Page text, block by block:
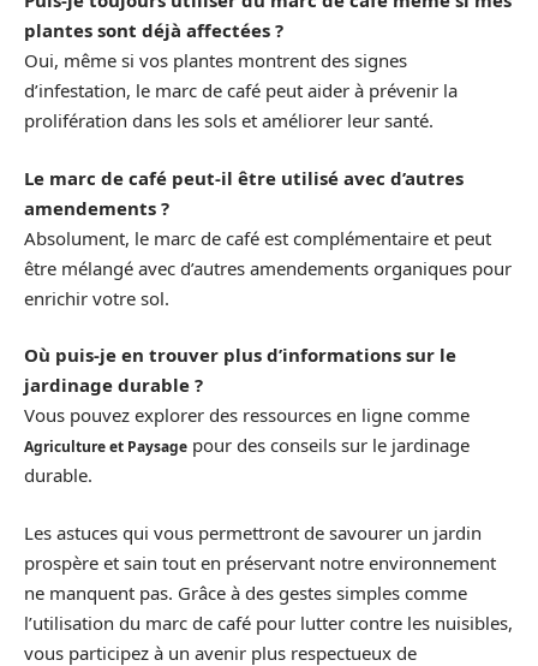
plantes sont déjà affectées ?
Oui, même si vos plantes montrent des signes
d’infestation, le marc de café peut aider à prévenir la
prolifération dans les sols et améliorer leur santé.
Le marc de café peut-il être utilisé avec d’autres
amendements ?
Absolument, le marc de café est complémentaire et peut
être mélangé avec d’autres amendements organiques pour
enrichir votre sol.
Où puis-je en trouver plus d’informations sur le
jardinage durable ?
Vous pouvez explorer des ressources en ligne comme
Agriculture et Paysage pour des conseils sur le jardinage
durable.
Les astuces qui vous permettront de savourer un jardin
prospère et sain tout en préservant notre environnement
ne manquent pas. Grâce à des gestes simples comme
l’utilisation du marc de café pour lutter contre les nuisibles,
vous participez à un avenir plus respectueux de